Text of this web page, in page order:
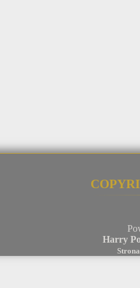
Harry